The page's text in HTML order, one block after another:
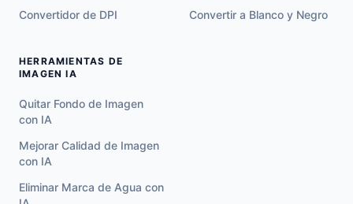
Convertidor de DPI Convertir a Blanco y Negro
HERRAMIENTAS DE
IMAGEN IA
Quitar Fondo de Imagen
con IA
Mejorar Calidad de Imagen
con IA
Eliminar Marca de Agua con